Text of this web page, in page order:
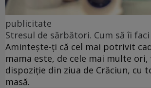
publicitate
Stresul de sărbători. Cum să îi
Amintește-ți că cel mai potrivit
mama este, de cele mai multe ori,
dispoziție din ziua de Crăciun, cu
masă.